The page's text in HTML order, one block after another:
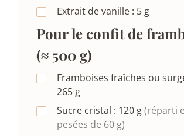
Extrait de vanille : 5 g
Pour le confit de
(≈ 500 g)
Framboises fraîches ou
265 g
Sucre cristal : 120 g(réparti
pesées de 60 g)